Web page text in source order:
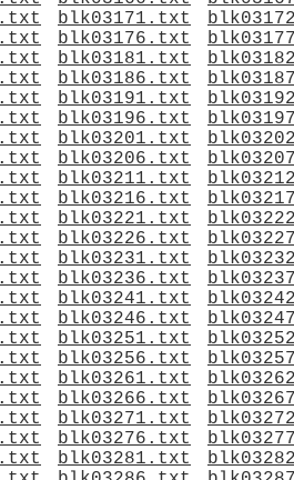
blk03171.txt
blk03176.txt
blk03181.txt
blk03186.txt
blk03191.txt
blk03196.txt
blk03201.txt
blk03206.txt
blk03211.txt
blk03216.txt
blk03221.txt
blk03226.txt
blk03231.txt
blk03236.txt
blk03241.txt
blk03246.txt
blk03251.txt
blk03256.txt
blk03261.txt
blk03266.txt
blk03271.txt
blk03276.txt
blk03281.txt